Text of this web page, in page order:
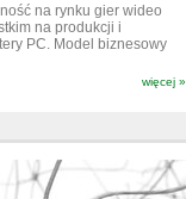
na rynku gier wideo
na produkcji i
PC. Model biznesowy
więcej »